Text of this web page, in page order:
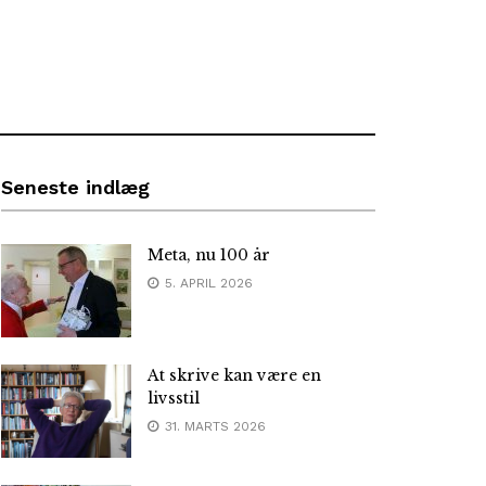
Seneste indlæg
Meta, nu 100 år
5. APRIL 2026
At skrive kan være en
livsstil
31. MARTS 2026